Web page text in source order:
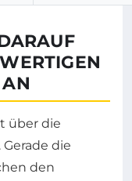
über die
die
den